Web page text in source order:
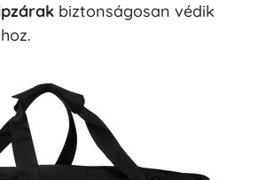
biztonságosan védik